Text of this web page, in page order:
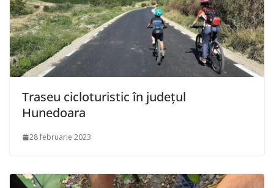
Traseu cicloturistic în județul
Hunedoara
28 februarie 2023